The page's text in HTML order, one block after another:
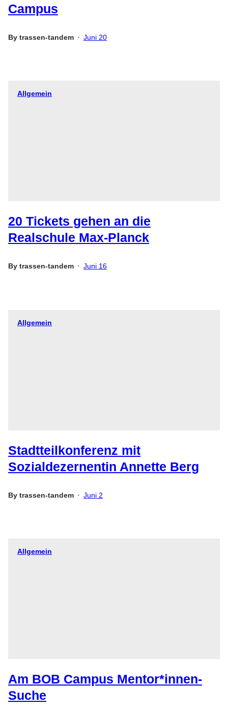
Campus
By trassen-tandem • Juni 20
Allgemein
20 Tickets gehen an die
Realschule Max-Planck
By trassen-tandem • Juni 16
Allgemein
Stadtteilkonferenz mit
Sozialdezernentin Annette Berg
By trassen-tandem • Juni 2
Allgemein
Am BOB Campus Mentor*innen-
Suche